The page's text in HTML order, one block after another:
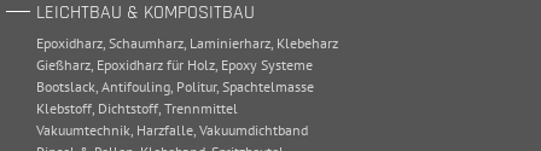
LEICHTBAU & KOMPOSITBAU
Epoxidharz, Schaumharz, Laminierharz, Klebeharz
Gießharz, Epoxidharz für Holz, Epoxy Systeme
Bootslack, Antifouling, Politur, Spachtelmasse
Klebstoff, Dichtstoff, Trennmittel
Vakuumtechnik, Harzfalle, Vakuumdichtband